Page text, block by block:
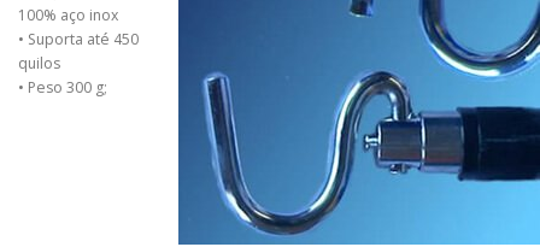
100% aço inox
• Suporta até 450
quilos
• Peso 300 g;